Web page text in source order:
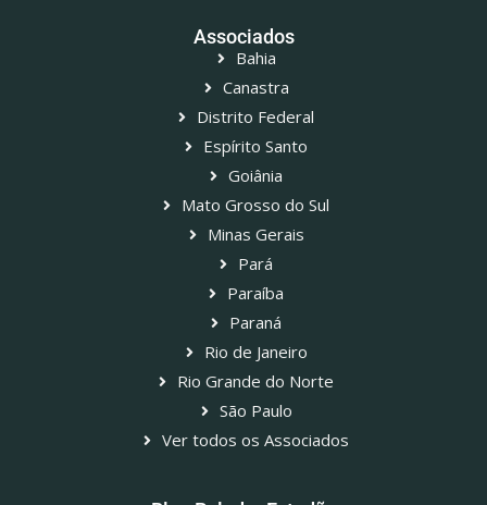
Associados
Bahia
Canastra
Distrito Federal
Espírito Santo
Goiânia
Mato Grosso do Sul
Minas Gerais
Pará
Paraíba
Paraná
Rio de Janeiro
Rio Grande do Norte
São Paulo
Ver todos os Associados